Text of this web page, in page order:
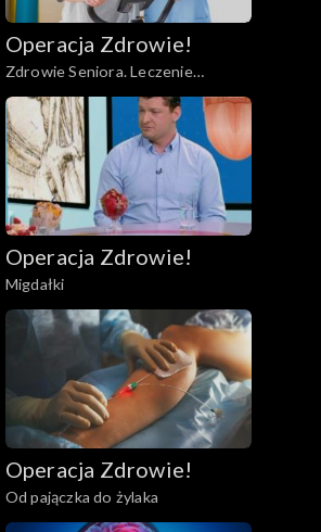
Operacja Zdrowie!
Zdrowie Seniora. Leczenie
uzdrowiskowe
Operacja Zdrowie!
Migdałki
Operacja Zdrowie!
Od pajączka do żylaka